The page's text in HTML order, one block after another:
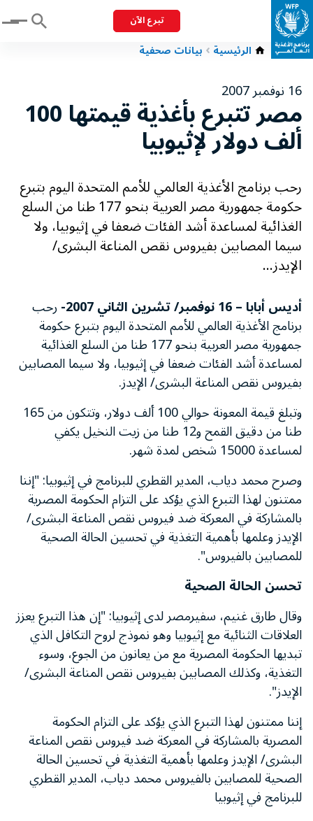
تبرع الآن Menu
الرئيسية بيانات صحفية
16 نوفمبر 2007 مصر تتبرع بأغذية قيمتها 100
ألف دولار لإثيوبيا
رحب برنامج الأغذية العالمي للأمم المتحدة اليوم بتبرع
حكومة جمهورية مصر العربية بنحو 177 طنا من السلع
الغذائية لمساعدة أشد الفئات ضعفا في إثيوبيا، ولا
سيما المصابين بفيروس نقص المناعة البشرى/
الإيدز...
أديس أبابا – 16 نوفمبر/ تشرين الثاني 2007- رحب
برنامج الأغذية العالمي للأمم المتحدة اليوم بتبرع حكومة
جمهورية مصر العربية بنحو 177 طنا من السلع الغذائية
لمساعدة أشد الفئات ضعفا في إثيوبيا، ولا سيما المصابين
بفيروس نقص المناعة البشرى/ الإيدز.
وتبلغ قيمة المعونة حوالي 100 ألف دولار، وتتكون من 165
طنا من دقيق القمح و12 طنا من زيت النخيل يكفي
لمساعدة 15000 شخص لمدة شهر.
وصرح محمد دياب، المدير القطري للبرنامج في إثيوبيا: "إننا
ممتنون لهذا التبرع الذي يؤكد على التزام الحكومة المصرية
بالمشاركة في المعركة ضد فيروس نقص المناعة البشرى/
الإيدز وعلمها بأهمية التغذية في تحسين الحالة الصحية
للمصابين بالفيروس".
تحسن الحالة الصحية
وقال طارق غنيم، سفيرمصر لدى إثيوبيا: "إن هذا التبرع يعزز
العلاقات الثنائية مع إثيوبيا وهو نموذج لروح التكافل الذي
تبديها الحكومة المصرية مع من يعانون من الجوع، وسوء
التغذية، وكذلك المصابين بفيروس نقص المناعة البشرى/
الإيدز".
إننا ممتنون لهذا التبرع الذي يؤكد على التزام الحكومة
المصرية بالمشاركة في المعركة ضد فيروس نقص المناعة
البشرى/ الإيدز وعلمها بأهمية التغذية في تحسين الحالة
الصحية للمصابين بالفيروس محمد دياب، المدير القطري
للبرنامج في إثيوبيا